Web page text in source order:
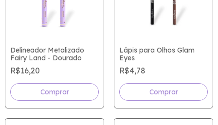
Delineador Metalizado
Fairy Land - Dourado
R$16,20
Lápis para Olhos Glam
Eyes
R$4,78
Comprar